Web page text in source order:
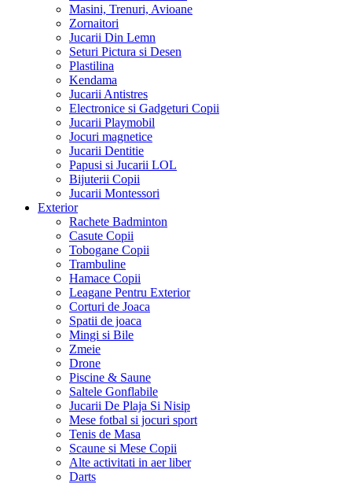
Masini, Trenuri, Avioane
Zornaitori
Jucarii Din Lemn
Seturi Pictura si Desen
Plastilina
Kendama
Jucarii Antistres
Electronice si Gadgeturi Copii
Jucarii Playmobil
Jocuri magnetice
Jucarii Dentitie
Papusi si Jucarii LOL
Bijuterii Copii
Jucarii Montessori
Exterior
Rachete Badminton
Casute Copii
Tobogane Copii
Trambuline
Hamace Copii
Leagane Pentru Exterior
Corturi de Joaca
Spatii de joaca
Mingi si Bile
Zmeie
Drone
Piscine & Saune
Saltele Gonflabile
Jucarii De Plaja Si Nisip
Mese fotbal si jocuri sport
Tenis de Masa
Scaune si Mese Copii
Alte activitati in aer liber
Darts